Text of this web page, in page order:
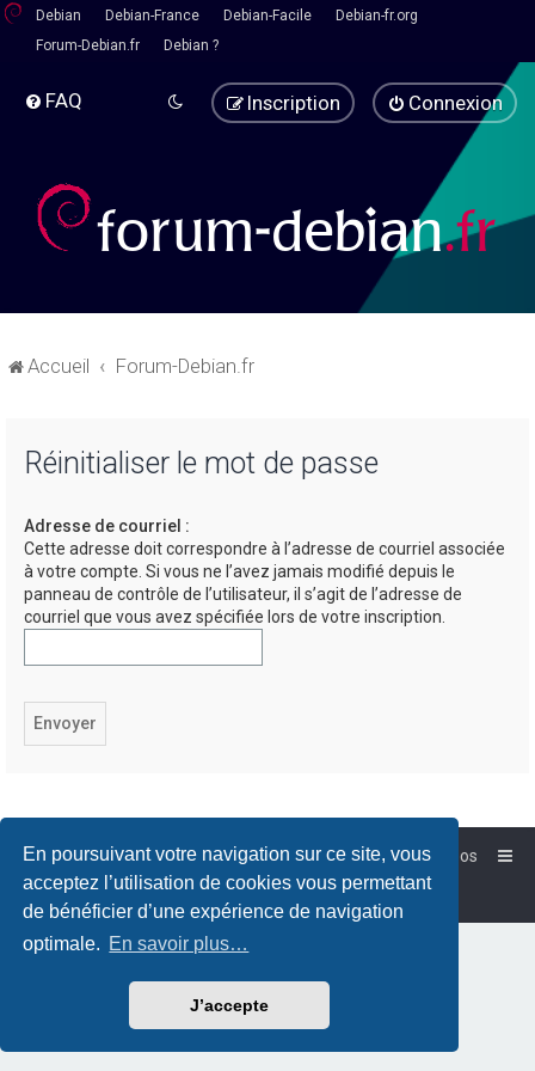
En poursuivant votre navigation sur ce site, vous
acceptez l’utilisation de cookies vous permettant
de bénéficier d’une expérience de navigation
optimale. En savoir plus…
J’accepte
Debian Debian-France Debian-Facile
Debian-fr.org
Forum-Debian.fr
Debian ?
FAQ Connexion
Inscription
Accueil Forum-Debian.fr
Réinitialiser le mot de passe
Adresse de courriel :
Cette adresse doit correspondre à l’adresse de courriel associée
à votre compte. Si vous ne l’avez jamais modifié depuis le
panneau de contrôle de l’utilisateur, il s’agit de l’adresse de
courriel que vous avez spécifiée lors de votre inscription.
Accueil Forum-Debian.fr
À propos
Powered byphpBB™
Traduction française officielle© Qiaeru